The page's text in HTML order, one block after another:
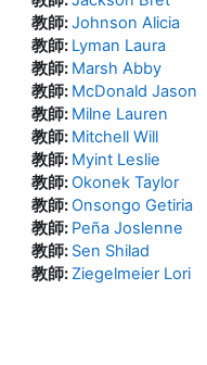
教師:Johnson Alicia
教師: Lyman Laura
教師: Marsh Abby
教師: McDonald Jason
教師: Milne Lauren
教師: Mitchell Will
教師: Myint Leslie
教師:Okonek Taylor
教師:Onsongo Getiria
教師: Peña Joslenne
教師: Sen Shilad
教師: Ziegelmeier Lori